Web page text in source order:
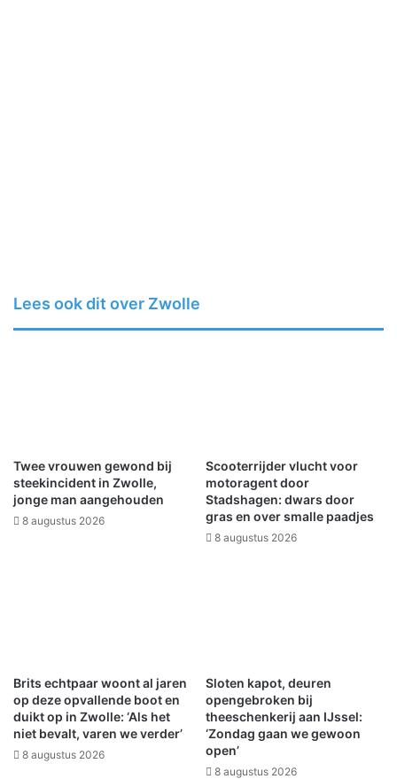
Lees ook dit over Zwolle
Twee vrouwen gewond bij
steekincident in Zwolle,
jonge man aangehouden
8 augustus 2026
Scooterrijder vlucht voor
motoragent door
Stadshagen: dwars door
gras en over smalle paadjes
8 augustus 2026
Brits echtpaar woont al jaren
op deze opvallende boot en
duikt op in Zwolle: ‘Als het
niet bevalt, varen we verder’
8 augustus 2026
Sloten kapot, deuren
opengebroken bij
theeschenkerij aan IJssel:
‘Zondag gaan we gewoon
open’
8 augustus 2026